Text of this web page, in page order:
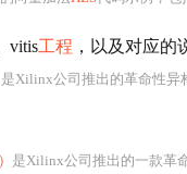
、vitis工程 ，以及对应的
是Xilinx公司推出的革命性异
） 是Xilinx公司推出的一款革命性